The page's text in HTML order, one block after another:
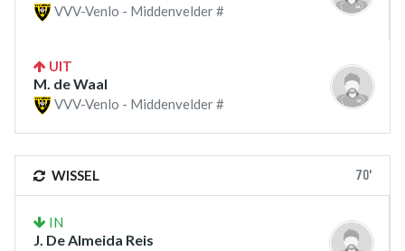
VVV-Venlo - Middenvelder #
UIT
M. de Waal
VVV-Venlo - Middenvelder #
WISSEL 70'
IN
J. De Almeida Reis